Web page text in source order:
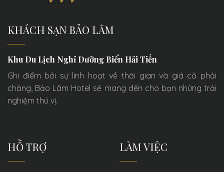
KHÁCH SẠN BẢO LÂM
Khu Du Lịch Nghỉ Dưỡng Biển Hải Tiến
Ghi điểm bởi sự linh hoạt về thời gian và giá cả phải
chăng, Bảo Lâm Hotel sẽ mang đến cho bạn những trải
nghiệm thú vị.
HỖ TRỢ LÀM VIỆC